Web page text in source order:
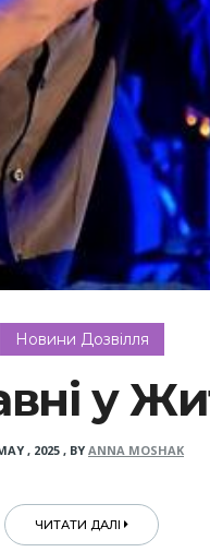
Новини Дозвілля
у
, 2025 , BY ANNA MOSHAK
ЧИТАТИ ДАЛІ